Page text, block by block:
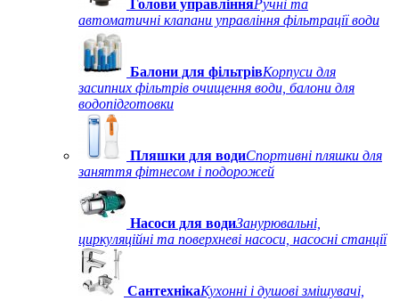
Голови управлінняРучні та
автоматичні клапани управління фільтрації води
Балони для фільтрівКорпуси для
засипних фільтрів очищення води, балони для
водопідготовки
Пляшки для водиСпортивні пляшки для
заняття фітнесом і подорожей
Насоси для водиЗанурювальні,
циркуляційні та поверхневі насоси, насосні станції
СантехнікаКухонні і душові змішувачі,